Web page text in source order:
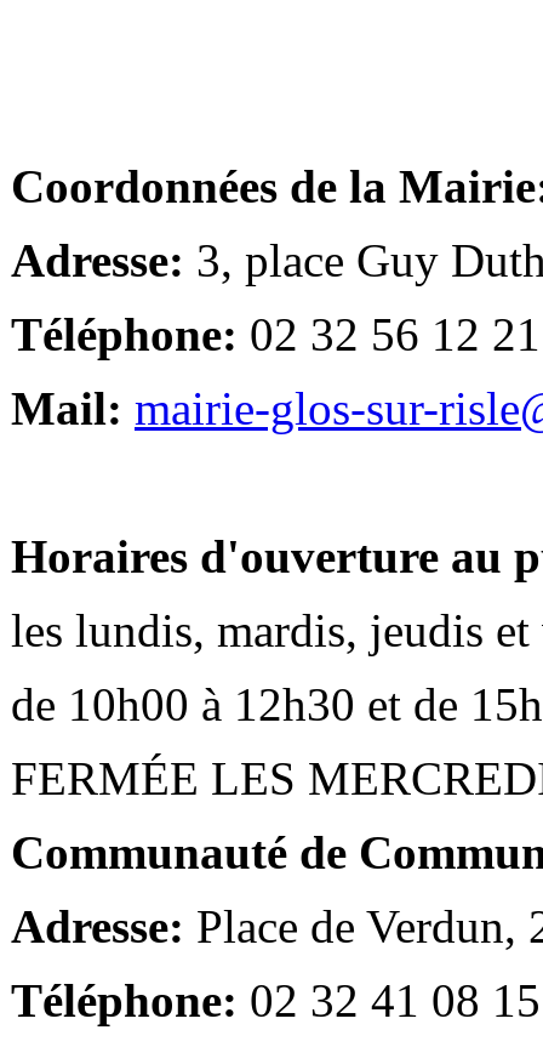
Coordonnées de la
Adresse: 3, place Guy
Téléphone: 02 32 56 12 21
Mail: mairie-glos-sur-
Horaires d'ouverture au
les lundis, mardis, jeudis et
de 10h00 à 12h30 et de
FERMÉE LES
Communauté de
Adresse: Place de Verdun,
Téléphone: 02 32 41 08 15